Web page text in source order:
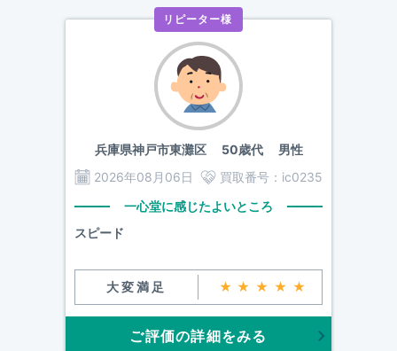
リピーター様
兵庫県神戸市東灘区50歳代 男性
2026年08月06日
買取番号： ic0235
一心堂に感じたよいところ
スピード
大変満足 ★★★★★
ご評価の詳細をみる